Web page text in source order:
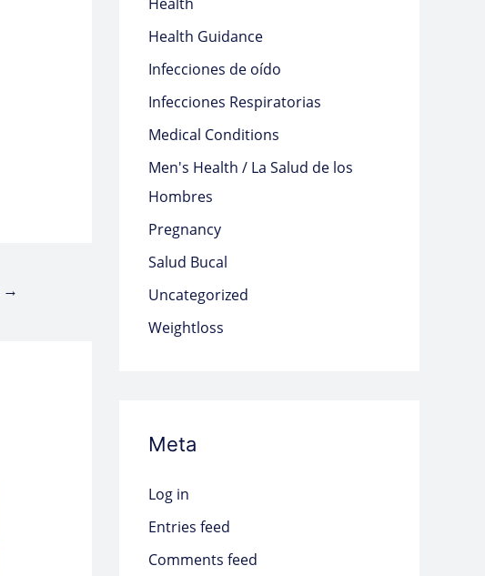
→
Health Guidance
Infecciones de oído
Infecciones Respiratorias
Medical Conditions
Men's Health / La Salud de los
Hombres
Pregnancy
Salud Bucal
Uncategorized
Weightloss
Meta
Log in
Entries feed
Comments feed